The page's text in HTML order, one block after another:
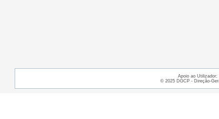
Apoio ao
© 2025 DGCP - Direção-